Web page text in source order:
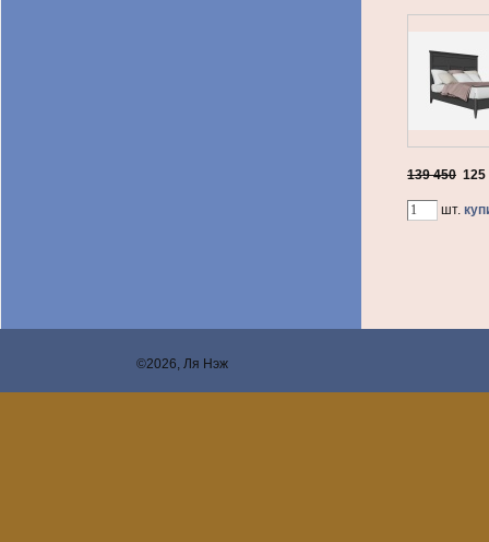
139 450 125
шт.
©2026, Ля Нэж